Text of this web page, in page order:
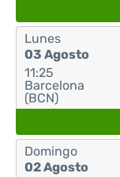
Lunes
03 Agosto
11:25
Barcelona
(BCN)
Domingo
02 Agosto